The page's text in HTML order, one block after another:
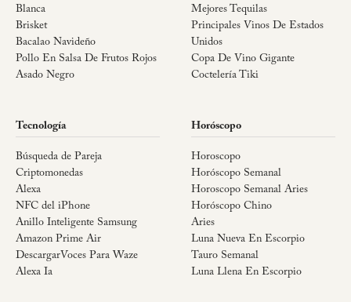
Blanca
Brisket
Bacalao Navideño
Pollo En Salsa De Frutos Rojos
Asado Negro
Mejores Tequilas
Principales Vinos De Estados
Unidos
Copa De Vino Gigante
Coctelería Tiki
Tecnología
Búsqueda de Pareja
Criptomonedas
Alexa
NFC del iPhone
Anillo Inteligente Samsung
Amazon Prime Air
DescargarVoces Para Waze
Alexa Ia
Horóscopo
Horoscopo
Horóscopo Semanal
Horoscopo Semanal Aries
Horóscopo Chino
Aries
Luna Nueva En Escorpio
Tauro Semanal
Luna Llena En Escorpio